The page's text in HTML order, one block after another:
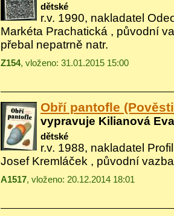
dětské
r.v. 1990, nakladatel
Markéta Prachatická , původní
přebal nepatrně natr.
Z154, vloženo: 31.01.2015 15:00
Obří pantofle
vypravuje Kilianová Eva
dětské
r.v. 1988, nakladatel
Josef Kremláček , původní
A1517, vloženo: 20.12.2014 18:01